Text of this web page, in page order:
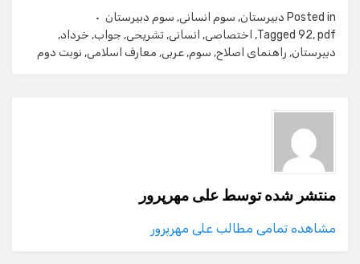
Posted in دبیرستان, سوم انسانی, سوم دبیرستان
Tagged 92,pdf
, اختصاصی, انسانی, تشریحی, جواب, خرداد,
دبیرستان, راهنمای اصلاح, سوم, عربی, معارف اسلامی, نوبت دوم
منتشر شده توسطعلی مهرپرور
مشاهده تمامی مطالب علی مهرپرور